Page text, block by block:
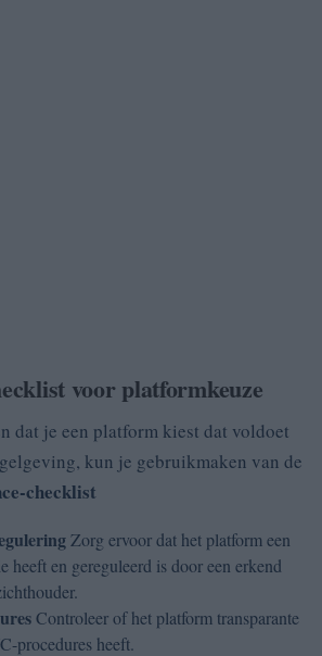
voor platformkeuze
dat je een platform kiest dat voldoet
kun je gebruikmaken van de
checklist
Zorg ervoor dat het platform een
heeft en gereguleerd is door een erkend
Controleer of het platform transparante
procedures heeft.